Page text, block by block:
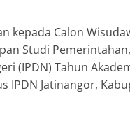
kepada Calon
Studi
(IPDN) Tahun
IPDN Jatinangor,